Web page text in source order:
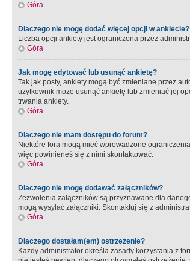
Góra
Dlaczego nie mogę dodać więcej opcji w ankiecie?
Liczba opcji ankiety jest ograniczona przez
Góra
Jak mogę edytować lub usunąć ankietę?
Tak jak posty, ankiety mogą być zmieniane przez
użytkownik może usunąć ankietę lub zmieniać jej
trwania ankiety.
Góra
Dlaczego nie mam dostępu do forum?
Niektóre fora mogą mieć wprowadzone
więc powinieneś się z nimi skontaktować.
Góra
Dlaczego nie mogę dodawać załączników?
Zezwolenia załączników są przyznawane dla
mogą wysyłać załączniki. Skontaktuj się z
Góra
Dlaczego dostałam(em) ostrzeżenie?
Każdy administrator określa zasady korzystania z